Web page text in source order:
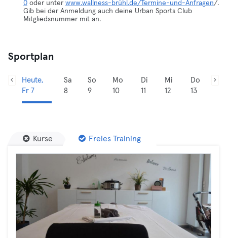
0 oder unter www.wallness-brühl.de/Termine-und-Anfragen/.
Gib bei der Anmeldung auch deine Urban Sports Club
Mitgliedsnummer mit an.
Sportplan
Heute,
Fr 7
Sa
8
So
9
Mo
10
Di
11
Mi
12
Do
13
Kurse Freies Training